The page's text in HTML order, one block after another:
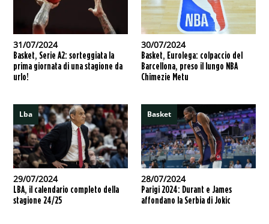
31/07/2024
Basket, Serie A2: sorteggiata la
prima giornata di una stagione da
urlo!
30/07/2024
Basket, Eurolega: colpaccio del
Barcellona, preso il lungo NBA
Chimezie Metu
Lba
29/07/2024
LBA, il calendario completo della
stagione 24/25
Basket
28/07/2024
Parigi 2024: Durant e James
affondano la Serbia di Jokic